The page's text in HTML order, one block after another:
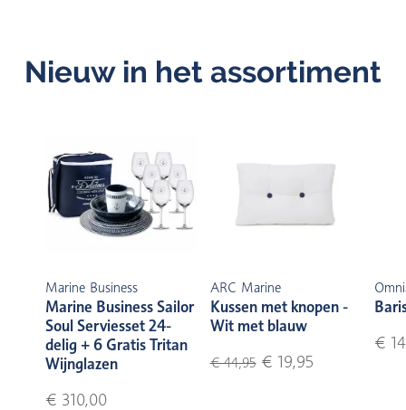
Nieuw in het assortiment
Marine Business
Marine Business Sailor
Soul Serviesset 24-
delig + 6 Gratis Tritan
Wijnglazen
€ 310,00
ARC Marine
Kussen met knopen -
Wit met blauw
€ 44,95€ 19,95
€